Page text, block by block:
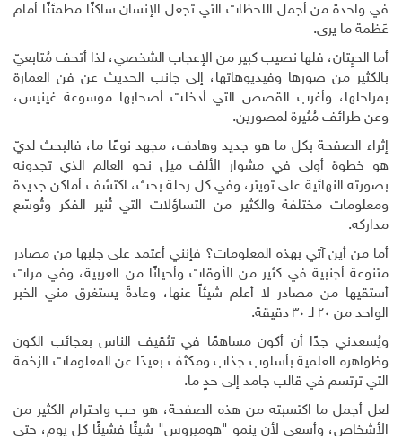
في واحدة من أجمل اللحظات التي تجعل الإنسان ساكنًا مطمئنًا أمام
عَظمة ما يرى.
أما الحيِتان، فلها نصيب كبير من الإعجاب الشخصي، لذا أتحف مُتابعيّ
بالكثير من صورها وفيديوهاتها، إلى جانب الحديث عن فن العمارة
بمراحلها، وأغرب القصص التي أدخلت أصحابها موسوعة غينيس،
وعن طرائف مُثيرة لمصورين.
إثراء الصفحة بكل ما هو جديد وهادف، مجهد نوعًا ما، فالبحث لديّ
هو خطوة أولى في مشوار الألف ميل نحو العالم الذي تجدونه
بصورته النهائية على تويتر، وفي كل رحلة بحث، اكتشف أماكن جديدة
ومعلومات مختلفة والكثير من التساؤلات التي تُنير الفكر وتُوسّع
مداركه.
أما من أين آتي بهذه المعلومات؟ فإنني أعتمد على جلبها من مصادر
متنوعة أجنبية في كثير من الأوقات وأحيانًا من العربية، وفي مرات
أستقيها من مصادر لا أعلم شيئاً عنها، وعادةً يستغرق مني الخبر
الواحد من ٢٠ لـ ٣٠ دقيقة.
ويُسعدني جدًا أن أكون مساهمًا في تثقيف الناس بعجائب الكون
وظواهره العلمية بأسلوب جذاب ومكثف بعيدًا عن المعلومات الزخمة
التي ترتسم في قالب جامد إلى حدٍ ما.
لعل أجمل ما اكتسبته من هذه الصفحة، هو حب واحترام الكثير من
الأشخاص، وأسعى لأن ينمو "هوميروس" شيئًا فشيئًا كل يوم، حتى